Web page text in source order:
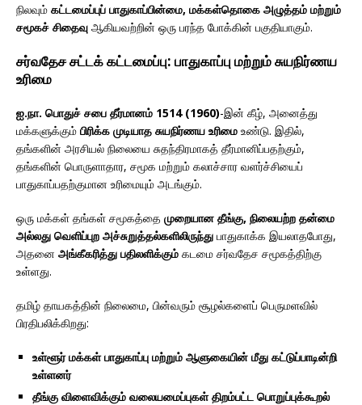
நிலவும் கட்டமைப்புப் பாதுகாப்பின்மை, மக்கள்தொகை அழுத்தம் மற்றும்
சமூகச் சிதைவு ஆகியவற்றின் ஒரு பரந்த போக்கின் பகுதியாகும்.
சர்வதேச சட்டக் கட்டமைப்பு: பாதுகாப்பு மற்றும் சுயநிர்ணய
உரிமை
ஐ.நா. பொதுச் சபை தீர்மானம் 1514 (1960)-இன் கீழ், அனைத்து
மக்களுக்கும் பிரிக்க முடியாத சுயநிர்ணய உரிமை உண்டு. இதில்,
தங்களின் அரசியல் நிலையை சுதந்திரமாகத் தீர்மானிப்பதற்கும்,
தங்களின் பொருளாதார, சமூக மற்றும் கலாச்சார வளர்ச்சியைப்
பாதுகாப்பதற்குமான உரிமையும் அடங்கும்.
ஒரு மக்கள் தங்கள் சமூகத்தை முறையான தீங்கு, நிலையற்ற தன்மை
அல்லது வெளிப்புற அச்சுறுத்தல்களிலிருந்து பாதுகாக்க இயலாதபோது,
அதனை அங்கீகரித்து பதிலளிக்கும் கடமை சர்வதேச சமூகத்திற்கு
உள்ளது.
தமிழ் தாயகத்தின் நிலைமை, பின்வரும் சூழல்களைப் பெருமளவில்
பிரதிபலிக்கிறது:
உள்ளூர் மக்கள் பாதுகாப்பு மற்றும் ஆளுகையின் மீது கட்டுப்பாடின்றி
உள்ளனர்
தீங்கு விளைவிக்கும் வலையமைப்புகள் திறம்பட்ட பொறுப்புக்கூறல்